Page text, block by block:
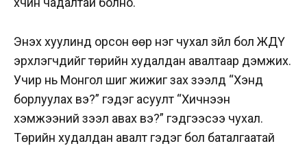
Энэхүү хуулинд орсон өөр нэг чухал зүйл бол ЖДҮ
эрхлэгчдийг төрийн худалдан авалтаар дэмжих.
Учир нь Монгол шиг жижиг зах зээлд “Хэнд
борлуулах вэ?” гэдэг асуулт “Хичнээн
хэмжээний зээл авах вэ?” гэдгээсээ чухал.
Төрийн худалдан авалт гэдэг бол баталгаатай